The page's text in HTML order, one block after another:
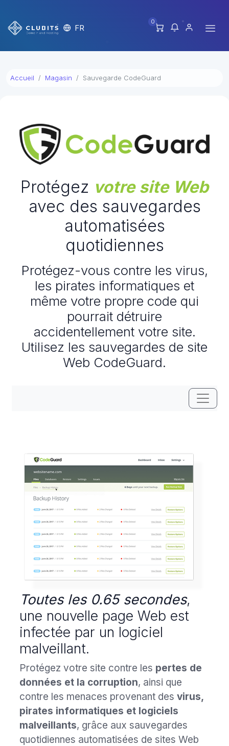
FR
0
Accueil Magasin Sauvegarde CodeGuard
Protégez votre site Web
avec des sauvegardes
automatisées
quotidiennes
Protégez-vous contre les virus,
les pirates informatiques et
même votre propre code qui
pourrait détruire
accidentellement votre site.
Utilisez les sauvegardes de site
Web CodeGuard.
Toutes les 0.65 secondes,
une nouvelle page Web est
infectée par un logiciel
malveillant.
Protégez votre site contre les pertes de
données et la corruption, ainsi que
contre les menaces provenant des virus,
pirates informatiques et logiciels
malveillants, grâce aux sauvegardes
quotidiennes automatisées de sites Web